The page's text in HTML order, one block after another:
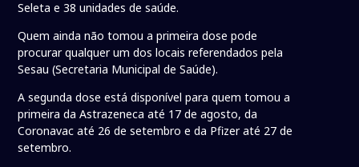
Seleta e 38 unidades de saúde.
Quem ainda não tomou a primeira dose pode
procurar qualquer um dos locais referendados pela
Sesau (Secretaria Municipal de Saúde).
A segunda dose está disponível para quem tomou a
primeira da Astrazeneca até 17 de agosto, da
Coronavac até 26 de setembro e da Pfizer até 27 de
setembro.